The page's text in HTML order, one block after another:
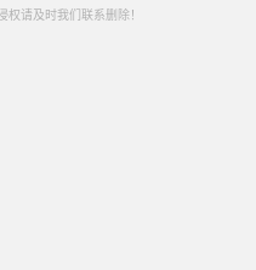
权请及时我们联系删除！